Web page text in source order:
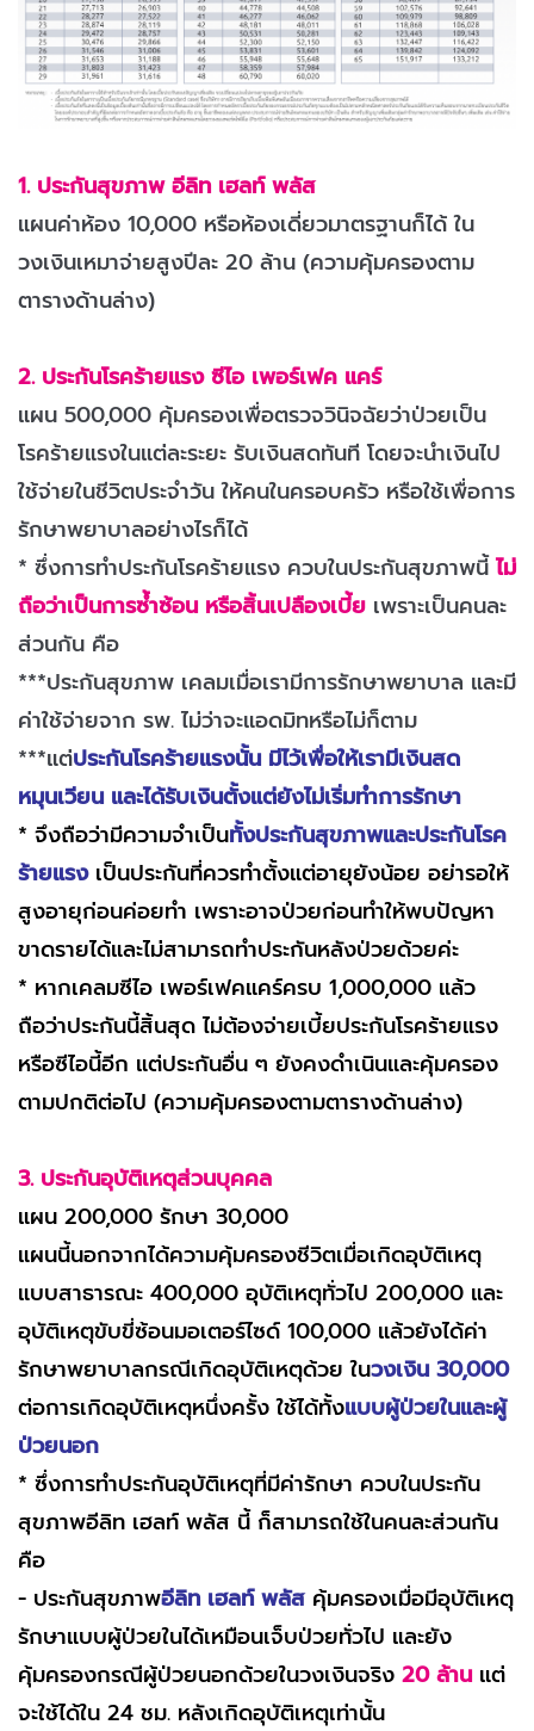
1. ประกันสุขภาพ อีลิท เฮลท์ พลัส
แผนค่าห้อง 10,000 หรือห้องเดี่ยวมาตรฐานก็ได้ ใน
วงเงินเหมาจ่ายสูงปีละ 20 ล้าน (ความคุ้มครองตาม
ตารางด้านล่าง)
2. ประกันโรคร้ายแรง ซีไอ เพอร์เฟค แคร์
แผน 500,000 คุ้มครองเพื่อตรวจวินิจฉัยว่าป่วยเป็น
โรคร้ายแรงในแต่ละระยะ รับเงินสดทันที โดยจะนำเงินไป
ใช้จ่ายในชีวิตประจำวัน ให้คนในครอบครัว หรือใช้เพื่อการ
รักษาพยาบาลอย่างไรก็ได้
* ซึ่งการทำประกันโรคร้ายแรง ควบในประกันสุขภาพนี้ไม่
ถือว่าเป็นการซ้ำซ้อน หรือสิ้นเปลืองเบี้ย เพราะเป็นคนละ
ส่วนกัน คือ
***ประกันสุขภาพ เคลมเมื่อเรามีการรักษาพยาบาล และมี
ค่าใช้จ่ายจาก รพ. ไม่ว่าจะแอดมิทหรือไม่ก็ตาม
***แต่ประกันโรคร้ายแรงนั้น มีไว้เพื่อให้เรามีเงินสด
หมุนเวียน และได้รับเงินตั้งแต่ยังไม่เริ่มทำการรักษา
* จึงถือว่ามีความจำเป็นทั้งประกันสุขภาพและประกันโรค
ร้ายแรง เป็นประกันที่ควรทำตั้งแต่อายุยังน้อย อย่ารอให้
สูงอายุก่อนค่อยทำ เพราะอาจป่วยก่อนทำให้พบปัญหา
ขาดรายได้และไม่สามารถทำประกันหลังป่วยด้วยค่ะ
* หากเคลมซีไอ เพอร์เฟคแคร์ครบ 1,000,000 แล้ว
ถือว่าประกันนี้สิ้นสุด ไม่ต้องจ่ายเบี้ยประกันโรคร้ายแรง
หรือซีไอนี้อีก แต่ประกันอื่น ๆ ยังคงดำเนินและคุ้มครอง
ตามปกติต่อไป (ความคุ้มครองตามตารางด้านล่าง)
3. ประกันอุบัติเหตุส่วนบุคคล
แผน 200,000 รักษา 30,000
แผนนี้นอกจากได้ความคุ้มครองชีวิตเมื่อเกิดอุบัติเหตุ
แบบสาธารณะ 400,000 อุบัติเหตุทั่วไป 200,000 และ
อุบัติเหตุขับขี่ซ้อนมอเตอร์ไซด์ 100,000 แล้วยังได้ค่า
รักษาพยาบาลกรณีเกิดอุบัติเหตุด้วย ในวงเงิน 30,000
ต่อการเกิดอุบัติเหตุหนึ่งครั้ง ใช้ได้ทั้งแบบผู้ป่วยในและผู้
ป่วยนอก
* ซึ่งการทำประกันอุบัติเหตุที่มีค่ารักษา ควบในประกัน
สุขภาพอีลิท เฮลท์ พลัส นี้ ก็สามารถใช้ในคนละส่วนกัน
คือ
- ประกันสุขภาพอีลิท เฮลท์ พลัส คุ้มครองเมื่อมีอุบัติเหตุ
รักษาแบบผู้ป่วยในได้เหมือนเจ็บป่วยทั่วไป และยัง
คุ้มครองกรณีผู้ป่วยนอกด้วยในวงเงินจริง 20 ล้านแต่
จะใช้ได้ใน 24 ชม. หลังเกิดอุบัติเหตุเท่านั้น